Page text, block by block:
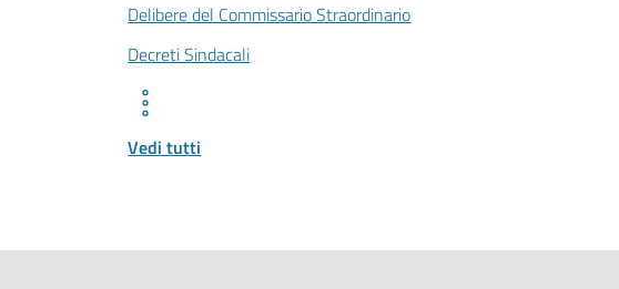
Delibere del Commissario Straordinario
Decreti Sindacali
Vedi tutti